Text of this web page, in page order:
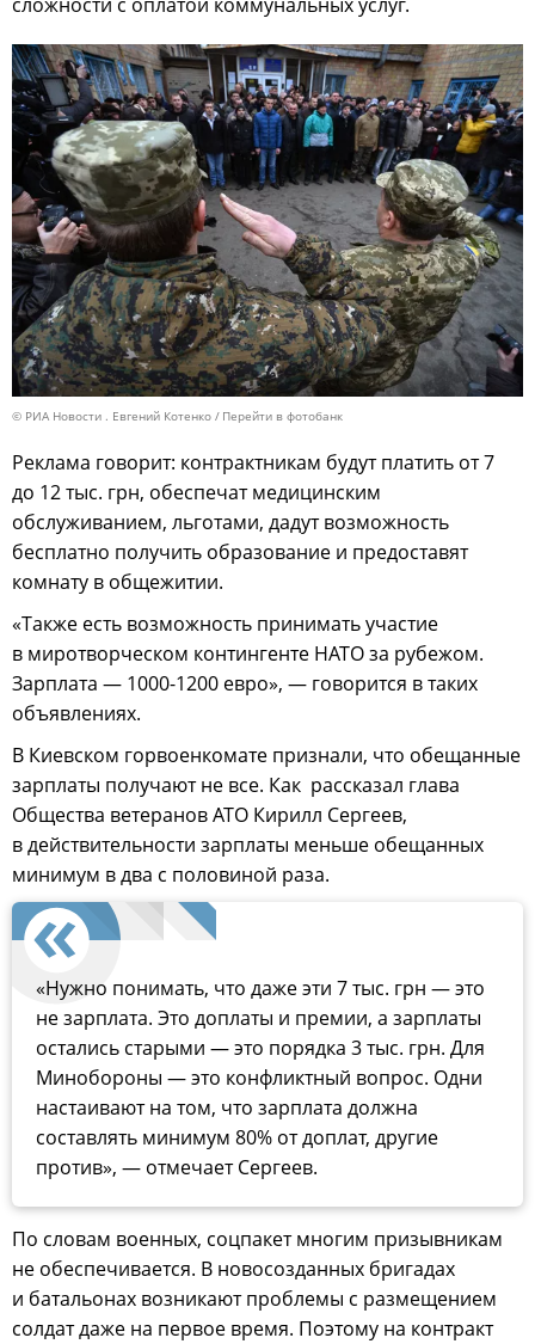
© РИА Новости . Евгений Котенко Перейти в фотобанк
Реклама говорит: контрактникам будут платить от 7
до 12 тыс. грн, обеспечат медицинским
обслуживанием, льготами, дадут возможность
бесплатно получить образование и предоставят
комнату в общежитии.
«Также есть возможность принимать участие
в миротворческом контингенте НАТО за рубежом.
Зарплата — 1000-1200 евро», — говорится в таких
объявлениях.
В Киевском горвоенкомате признали, что обещанные
зарплаты получают не все. Как рассказал глава
Общества ветеранов АТО Кирилл Сергеев,
в действительности зарплаты меньше обещанных
минимум в два с половиной раза.
«Нужно понимать, что даже эти 7 тыс. грн — это
не зарплата. Это доплаты и премии, а зарплаты
остались старыми — это порядка 3 тыс. грн. Для
Минобороны — это конфликтный вопрос. Одни
настаивают на том, что зарплата должна
составлять минимум 80% от доплат, другие
против», — отмечает Сергеев.
По словам военных, соцпакет многим призывникам
не обеспечивается. В новосозданных бригадах
и батальонах возникают проблемы с размещением
солдат даже на первое время. Поэтому на контракт